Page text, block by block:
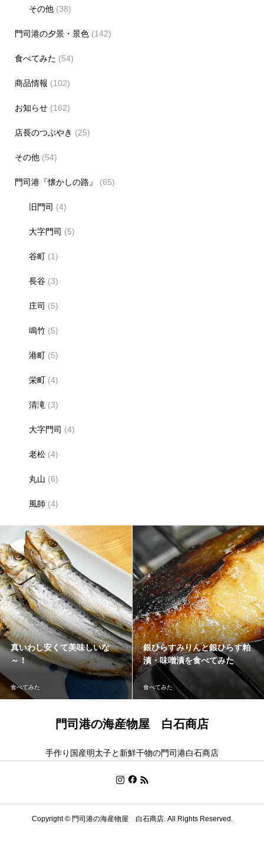
その他 (38)
門司港の夕景・景色(142)
食べてみた (54)
商品情報 (102)
お知らせ(162)
店長のつぶやき (25)
その他(54)
門司港『懐かしの路』 (65)
旧門司 (4)
大字門司 (5)
谷町 (1)
長谷 (3)
庄司 (5)
鳴竹 (5)
港町 (5)
栄町 (4)
清滝 (3)
大字門司 (4)
老松 (4)
丸山 (6)
風師 (4)
と銀ひらす粕
べてみた
特大『大羽いわし』販売中で
す！
試食は味の
く
門司港の海産物屋 白石商店
手作り国産明太子と新鮮干物の門司港白石商店
Copyright ©門司港の海産物屋 白石商店. All Rights Reserved.